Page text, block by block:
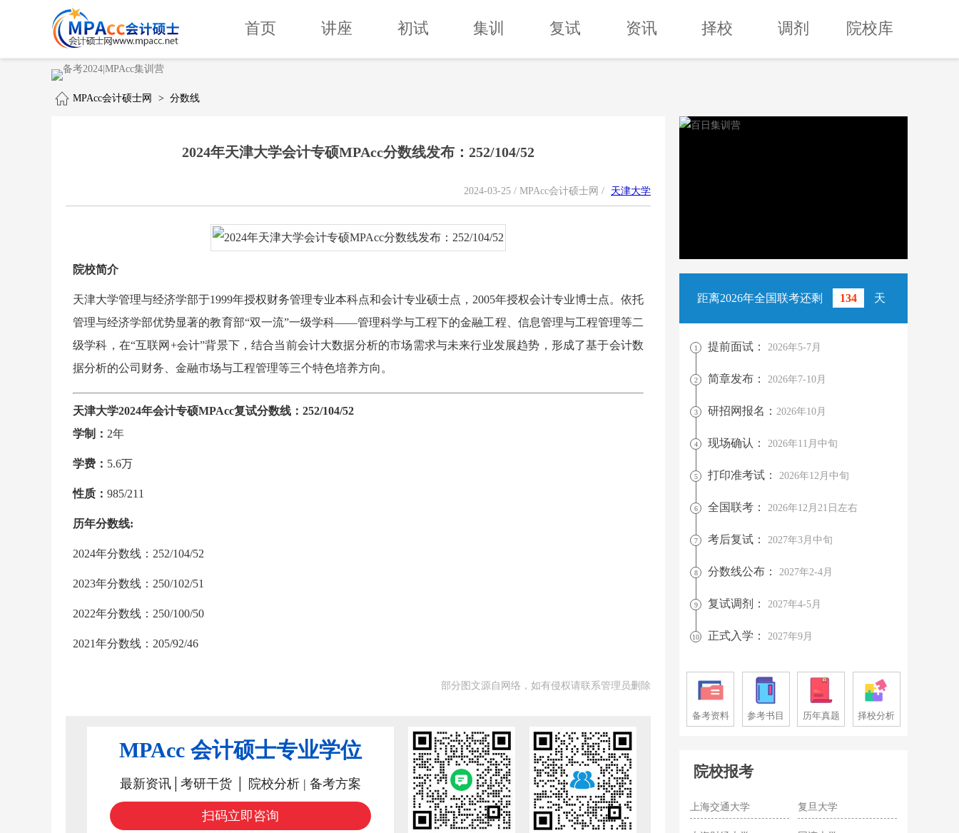
首页 讲座 初试 集训 复试 资讯 择校 调剂 院校库
MPAcc会计硕士网 > 分数线
2024年天津大学会计专硕MPAcc分数线发布：252/104/52
2024-03-25 / MPAcc会计硕士网 / 天津大学
院校简介
天津大学管理与经济学部于1999年授权财务管理专业本科点和会计专业硕士点，2005年授权会计专业博士点。依托
管理与经济学部优势显著的教育部“双一流”一级学科——管理科学与工程下的金融工程、信息管理与工程管理等二
级学科，在“互联网+会计”背景下，结合当前会计大数据分析的市场需求与未来行业发展趋势，形成了基于会计数
据分析的公司财务、金融市场与工程管理等三个特色培养方向。
天津大学2024年会计专硕MPAcc复试分数线：252/104/52
学制： 2年
学费： 5.6万
性质： 985/211
历年分数线:
2024年分数线：252/104/52
2023年分数线：250/102/51
2022年分数线：250/100/50
2021年分数线：205/92/46
部分图文源自网络，如有侵权请联系管理员删除
MPAcc 会计硕士专业学位
最新资讯│考研干货 │ 院校分析 | 备考方案
扫码立即咨询
距离2026年全国联考还剩 134 天
1 提前面试： 2026年5-7月
2 简章发布： 2026年7-10月
3 研招网报名： 2026年10月
4 现场确认： 2026年11月中旬
5 打印准考试： 2026年12月中旬
6 全国联考： 2026年12月21日左右
7 考后复试： 2027年3月中旬
8 分数线公布： 2027年2-4月
9 复试调剂： 2027年4-5月
10 正式入学： 2027年9月
备考资料 参考书目 历年真题 择校分析
院校报考
上海交通大学 复旦大学